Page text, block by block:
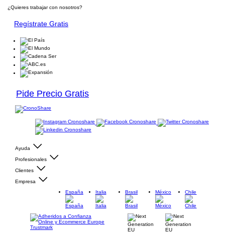
¿Quieres trabajar con nosotros?
Regístrate Gratis
Pide Precio Gratis
Ayuda
Profesionales
Clientes
Empresa
España
Italia Brasil México Chile